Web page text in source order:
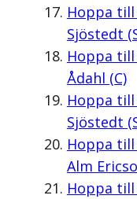
Hoppa till
Sjöstedt
Hoppa till
Ådahl (C)
Hoppa till
Sjöstedt
Hoppa till
Alm
Hoppa till